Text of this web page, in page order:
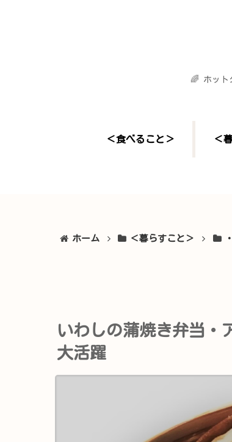
🌈 ホット
＜食べること＞ ＜
ホーム ＜暮らすこと＞
いわしの蒲焼き弁当・
大活躍